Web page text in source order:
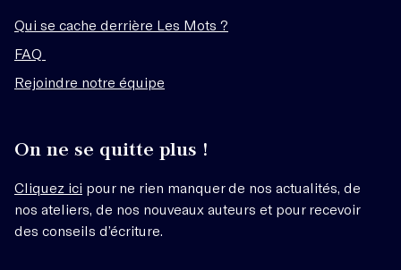
Qui se cache derrière Les Mots ?
FAQ
Rejoindre notre équipe
On ne se quitte plus !
Cliquez ici pour ne rien manquer de nos actualités, de
nos ateliers, de nos nouveaux auteurs et pour recevoir
des conseils d’écriture.